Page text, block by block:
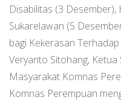
Disabilitas (3
Sukarelawan (5
bagi Kekerasan
Veryanto Sitohang,
Masyarakat Komnas
Komnas Perempuan